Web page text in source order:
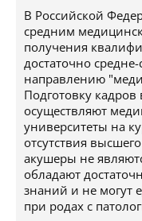
В Российской
средним
получения
достаточно
направлению
Подготовку кадров
осуществляют
университеты на
отсутствия
акушеры не
обладают
знаний и не могут
при родах с